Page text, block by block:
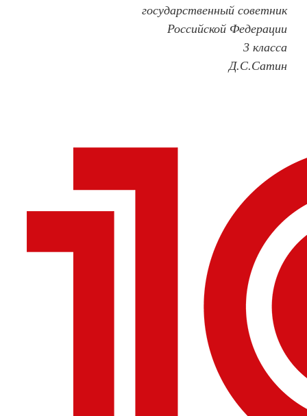
государственный советник
Российской Федерации
3 класса
Д.С.Сатин